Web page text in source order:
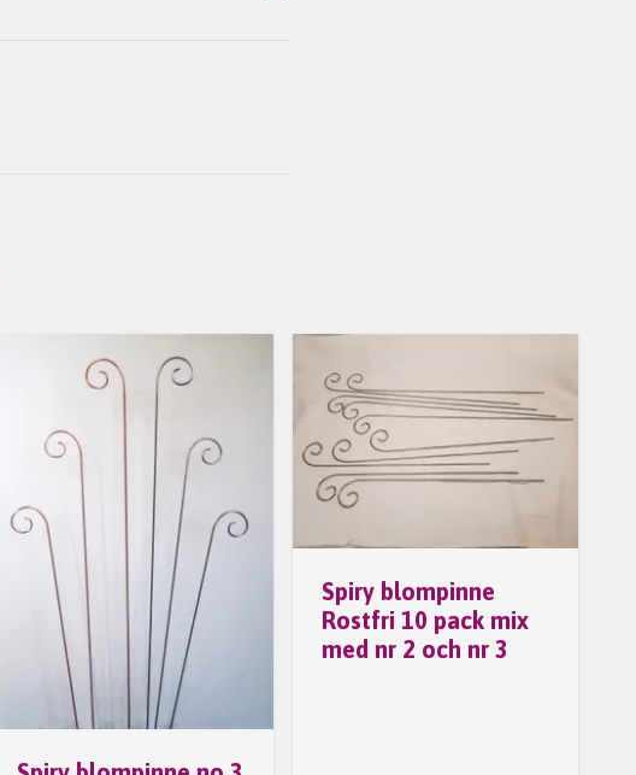
Spiry blompinne
Rostfri 10 pack mix
med nr 2 och nr 3